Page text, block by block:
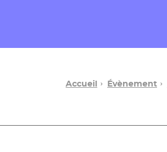
Accueil Évènement